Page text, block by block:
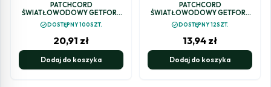
PATCHCORD
ŚWIATŁOWODOWY GETFORT
SM SC/UPC-SC/APC DUPLEX 5M
check_circleDOSTĘPNY 100SZT.
20,91 zł
Dodaj do koszyka
PATCHCORD
ŚWIATŁOWODOWY GETFORT
SM SC/UPC-LC/UPC DUPLEX 1M
check_circleDOSTĘPNY 12SZT.
13,94 zł
Dodaj do koszyka